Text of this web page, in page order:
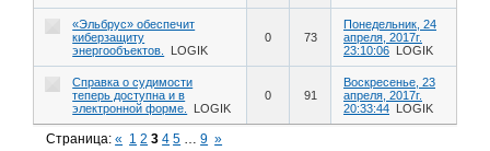
«Эльбрус» обеспечит
киберзащиту
энергообъектов.
LOGIK
0 73
Понедельник, 24
апреля, 2017г.
23:10:06 LOGIK
Справка о судимости
теперь доступна и в
электронной форме.
LOGIK
0 91
Воскресенье, 23
апреля, 2017г.
20:33:44 LOGIK
Страница:« 1 2 3 4 5 … 9 »